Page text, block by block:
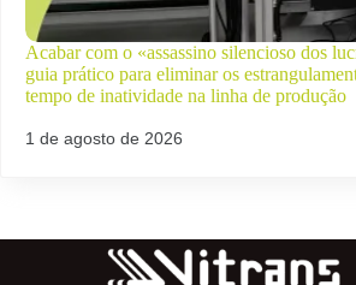
Acabar com o «assassino silencioso dos
guia prático para eliminar os
tempo de inatividade na linha de produção
1 de agosto de 2026